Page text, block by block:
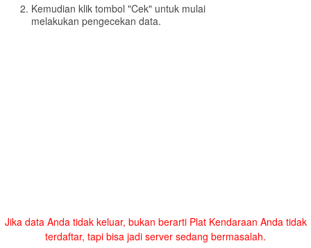
Kemudian klik tombol "Cek" untuk mulai
melakukan pengecekan data.
Jika data Anda tidak keluar, bukan berarti Plat Kendaraan Anda tidak
terdaftar, tapi bisa jadi server sedang bermasalah.